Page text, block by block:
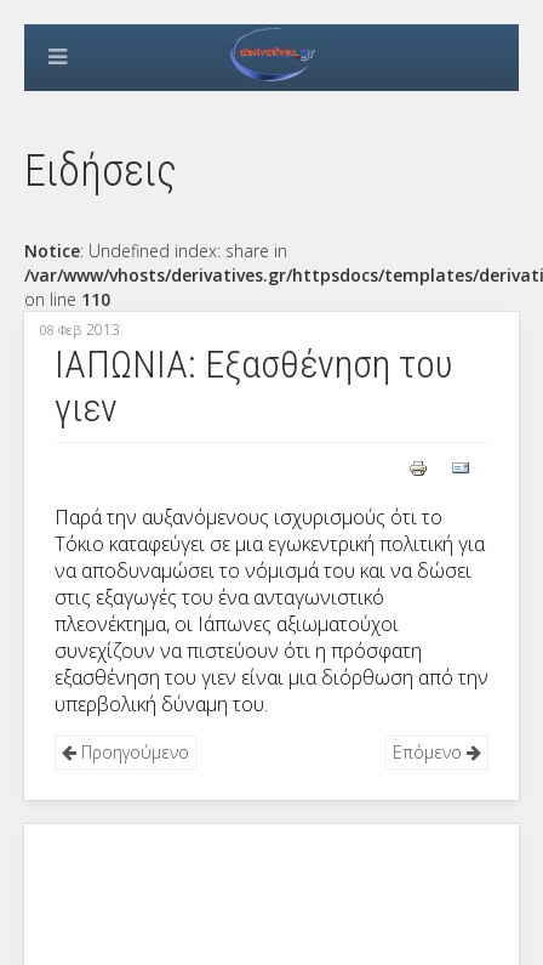
Ειδήσεις
Notice: Undefined index: share in
/var/www/vhosts/derivatives.gr/httpsdocs/templates/
on line 110
08 Φεβ 2013
ΙΑΠΩΝΙΑ: Εξασθένηση του
γιεν
Παρά την αυξανόμενους ισχυρισμούς ότι το
Τόκιο καταφεύγει σε μια εγωκεντρική πολιτική για
να αποδυναμώσει το νόμισμά του και να δώσει
στις εξαγωγές του ένα ανταγωνιστικό
πλεονέκτημα, οι Ιάπωνες αξιωματούχοι
συνεχίζουν να πιστεύουν ότι η πρόσφατη
εξασθένηση του γιεν είναι μια διόρθωση από την
υπερβολική δύναμη του.
Προηγούμενο Επόμενο